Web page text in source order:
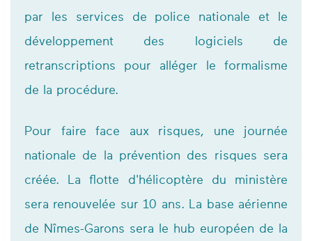
par les services de police nationale et le
développement des logiciels de
retranscriptions pour alléger le formalisme
de la procédure.
Pour faire face aux risques, une journée
nationale de la prévention des risques sera
créée. La flotte d'hélicoptère du ministère
sera renouvelée sur 10 ans. La base aérienne
de Nîmes-Garons sera le hub européen de la